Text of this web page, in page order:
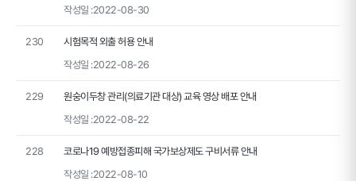
작성일 :2022-08-30
230
시험목적 외출 허용 안내
작성일 :2022-08-26
229
원숭이두창 관리(의료기관 대상) 교육 영상 배포 안내
작성일 :2022-08-22
228
코로나19 예방접종피해 국가보상제도 구비서류 안내
작성일 :2022-08-10